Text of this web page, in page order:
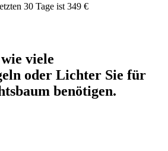
30 Tage ist 349 €
viele
oder Lichter Sie für
benötigen.